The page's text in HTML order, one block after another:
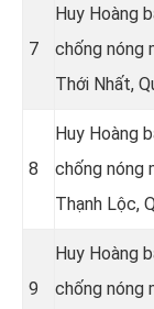
7
Huy Hoàng
chống nóng
Thới Nhất,
8
Huy Hoàng
chống nóng
Thạnh Lộc,
9
Huy Hoàng
chống nóng